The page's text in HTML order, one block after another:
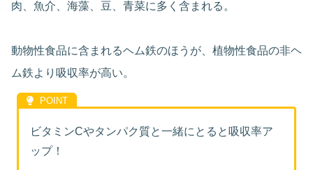
肉、魚介、海藻、豆、青菜に多く含まれる。
動物性食品に含まれるヘム鉄のほうが、植物性食品の非ヘ
ム鉄より吸収率が高い。
ビタミンCやタンパク質と一緒にとると吸収率ア
ップ！